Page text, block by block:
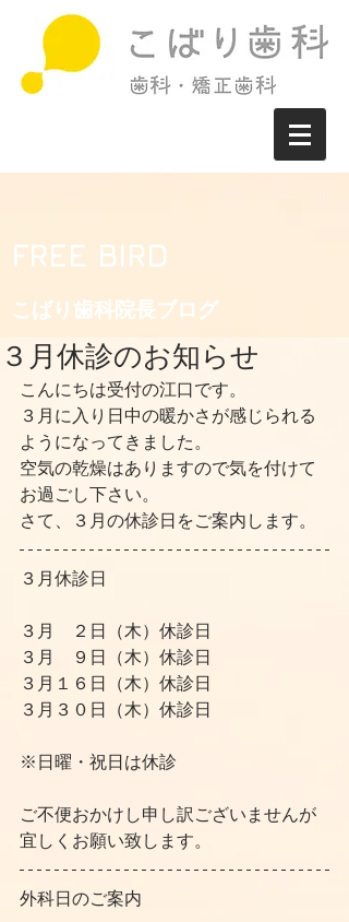
FREE BIRD
こばり歯科院長ブログ​
３月休診のお知らせ
こんにちは受付の江口です。
３月に入り日中の暖かさが感じられる
ようになってきました。
空気の乾燥はありますので気を付けて
お過ごし下さい。
さて、３月の休診日をご案内します。
３月休診日
３月　２日（木）休診日
３月　９日（木）休診日
３月１６日（木）休診日
３月３０日（木）休診日
※日曜・祝日は休診
ご不便おかけし申し訳ございませんが
宜しくお願い致します。
外科日のご案内